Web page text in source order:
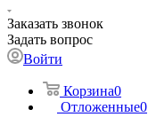
Заказать звонок
Задать вопрос
Войти
Корзина0
Отложенные0